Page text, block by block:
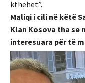
kthehet”.
Maliqi i cili në këtë
Klan Kosova tha se
interesuara për të